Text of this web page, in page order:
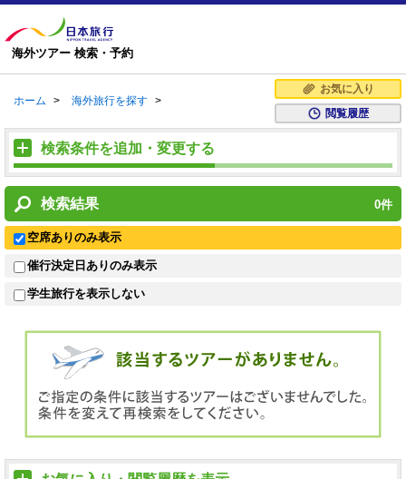
海外ツアー 検索・予約
ホーム > 海外旅行を探す >
お気に入り
閲覧履歴
検索条件を追加・変更する
検索結果 0件
空席ありのみ表示
催行決定日ありのみ表示
学生旅行を表示しない